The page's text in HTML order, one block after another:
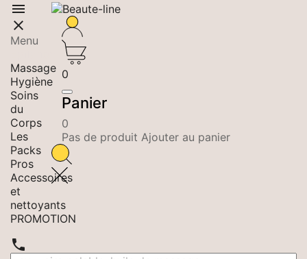


Menu
Massage
Hygiène
Soins
du
Corps
Les
Packs
Pros
Accessoires
et
nettoyants
PROMOTION

0
Panier
0
Pas de produit Ajouter au panier